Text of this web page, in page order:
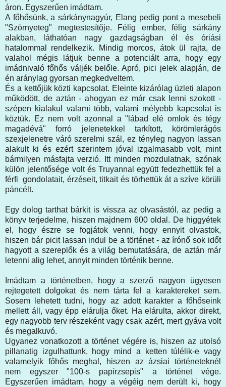
áron. Egyszerűen imádtam.
A főhősünk, a sárkánynagyúr, Elang pedig pont a mesebeli
"Szörnyeteg" megtestesítője. Félig ember, félig sárkány
alakban, láthatóan nagy gazdagságban él és óriási
hatalommal rendelkezik. Mindig morcos, átok ül rajta, de
valahol mégis látjuk benne a potenciált arra, hogy egy
imádnivaló főhős váljék belőle. Apró, pici jelek alapján, de
én aránylag gyorsan megkedveltem.
És a kettőjük közti kapcsolat. Eleinte kizárólag üzleti alapon
működött, de aztán - ahogyan ez már csak lenni szokott -
szépen kialakul valami több, valami mélyebb kapcsolat is
köztük. Ez nem volt azonnal a "lábad elé omlok és tégy
magadévá" forró jelenetekkel tarkított, körömlerágós
szexjelenetre váró szerelmi szál, ez tényleg nagyon lassan
alakult ki és ezért szerintem jóval izgalmasabb volt, mint
bármilyen másfajta verzió. Itt minden mozdulatnak, szónak
külön jelentősége volt és Truyannal együtt fedezhettük fel a
férfi gondolatait, érzéseit, titkait és törhettük át a szíve körüli
páncélt.
Egy dolog tarthat bárkit is vissza az olvasástól, az pedig a
könyv terjedelme, hiszen majdnem 600 oldal. De higgyétek
el, hogy észre se fogjátok venni, hogy ennyit olvastok,
hiszen bár picit lassan indul be a történet - az írónő sok időt
hagyott a szereplők és a világ bemutatására, de aztán már
letenni alig lehet, annyit minden történik benne.
Imádtam a történetben, hogy a szerző nagyon ügyesen
rejtegetett dolgokat és nem tárta fel a karaktereket sem.
Sosem lehetett tudni, hogy az adott karakter a főhőseink
mellett áll, vagy épp elárulja őket. Ha elárulta, akkor direkt,
egy nagyobb terv részeként vagy csak azért, mert gyáva volt
és megalkuvó.
Ugyanez vonatkozott a történet végére is, hiszen az utolsó
pillanatig izgulhattunk, hogy mind a ketten túlélik-e vagy
valamelyik főhős meghal, hiszen az ázsiai történeteknél
nem egyszer "100-s papírzsepis" a történet vége.
Egyszerűen imádtam, hogy a végéig nem derült ki, hogy